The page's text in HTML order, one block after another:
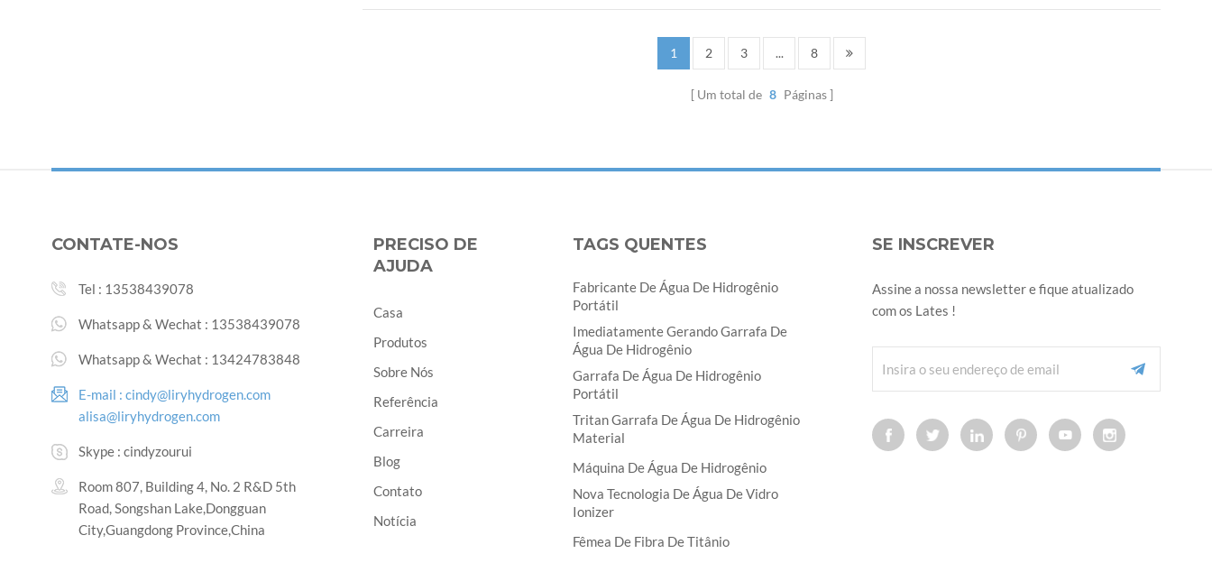
1 2 3 ... 8
Um total de 8 Páginas
CONTATE-NOS
Tel : 13538439078
Whatsapp & Wechat : 13538439078
Whatsapp & Wechat : 13424783848
E-mail : cindy@liryhydrogen.com
alisa@liryhydrogen.com
Skype : cindyzourui
Room 807, Building 4, No. 2 R&D 5th
Road, Songshan Lake,Dongguan
City,Guangdong Province,China
SE INSCREVER
Assine a nossa newsletter e fique atualizado
com os Lates !
PRECISO DE
AJUDA
Casa
Produtos
Sobre Nós
Referência
Carreira
Blog
Contato
Notícia
TAGS QUENTES
Fabricante De Água De Hidrogênio
Portátil
Imediatamente Gerando Garrafa De
Água De Hidrogênio
Garrafa De Água De Hidrogênio
Portátil
Tritan Garrafa De Água De Hidrogênio
Material
Máquina De Água De Hidrogênio
Nova Tecnologia De Água De Vidro
Ionizer
Fêmea De Fibra De Titânio